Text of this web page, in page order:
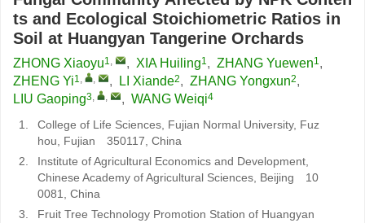
ts and Ecological Stoichiometric Ratios in
Soil at Huangyan Tangerine Orchards
ZHONG Xiaoyu1, , XIA Huiling1, ZHANG Yuewen1,
ZHENG Yi1, , , LI Xiande2, ZHANG Yongxun2,
LIU Gaoping3, , , WANG Weiqi4
1.
College of Life Sciences, Fujian Normal University, Fuz
hou, Fujian 350117, China
2.
Institute of Agricultural Economics and Development,
Chinese Academy of Agricultural Sciences, Beijing 10
0081, China
3.
Fruit Tree Technology Promotion Station of Huangyan